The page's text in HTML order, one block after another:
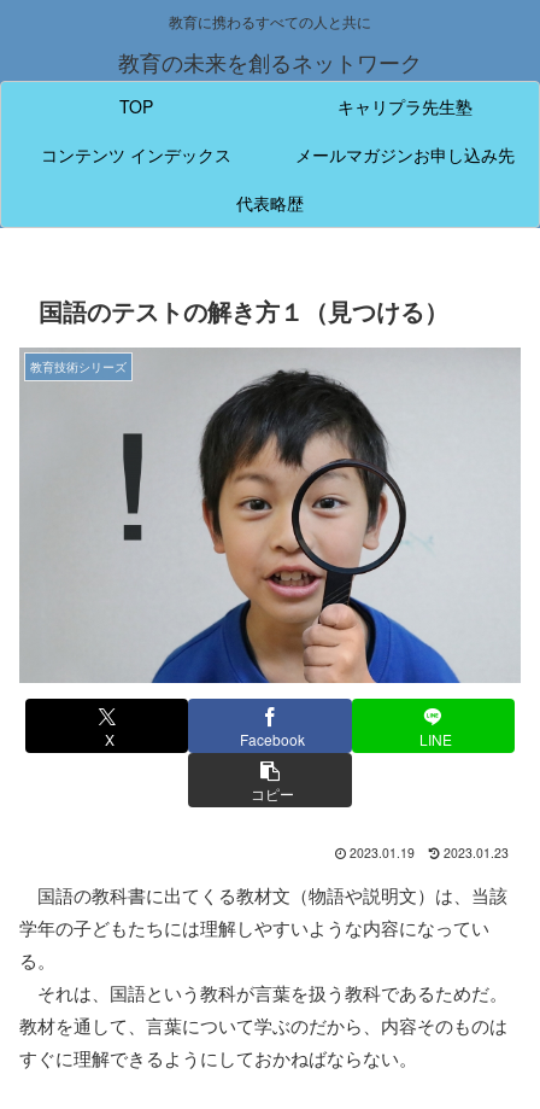
教育に携わるすべての人と共に
教育の未来を創るネットワーク
TOP
キャリプラ先生塾
コンテンツ インデックス
メールマガジンお申し込み先
代表略歴
国語のテストの解き方１（見つける）
教育技術シリーズ
X Facebook LINE
コピー
2023.01.19 2023.01.23
国語の教科書に出てくる教材文（物語や説明文）は、当該
学年の子どもたちには理解しやすいような内容になってい
る。
それは、国語という教科が言葉を扱う教科であるためだ。
教材を通して、言葉について学ぶのだから、内容そのものは
すぐに理解できるようにしておかねばならない。